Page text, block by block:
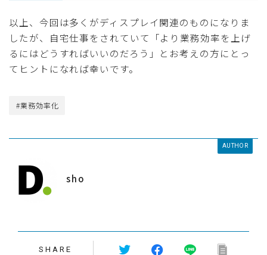
以上、今回は多くがディスプレイ関連のものになりま
したが、自宅仕事をされていて「より業務効率を上げ
るにはどうすればいいのだろう」とお考えの方にとっ
てヒントになれば幸いです。
#業務効率化
AUTHOR
sho
SHARE